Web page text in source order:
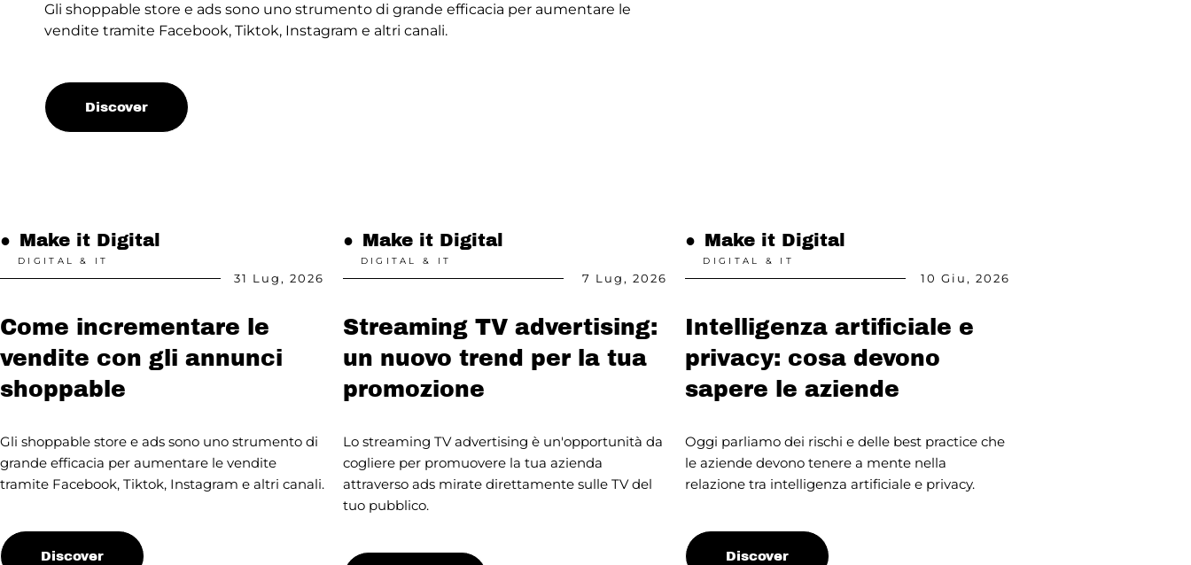
Gli shoppable store e ads sono uno strumento di grande efficacia per aumentare le
vendite tramite Facebook, Tiktok, Instagram e altri canali.
Discover
● Make it Digital
DIGITAL & IT
31 Lug, 2026
Come incrementare le
vendite con gli annunci
shoppable
Gli shoppable store e ads sono uno strumento di
grande efficacia per aumentare le vendite
tramite Facebook, Tiktok, Instagram e altri canali.
Discover
● Make it Digital
DIGITAL & IT
7 Lug, 2026
Streaming TV advertising:
un nuovo trend per la tua
promozione
Lo streaming TV advertising è un'opportunità da
cogliere per promuovere la tua azienda
attraverso ads mirate direttamente sulle TV del
tuo pubblico.
● Make it Digital
DIGITAL & IT
10 Giu, 2026
Intelligenza artificiale e
privacy: cosa devono
sapere le aziende
Oggi parliamo dei rischi e delle best practice che
le aziende devono tenere a mente nella
relazione tra intelligenza artificiale e privacy.
Discover